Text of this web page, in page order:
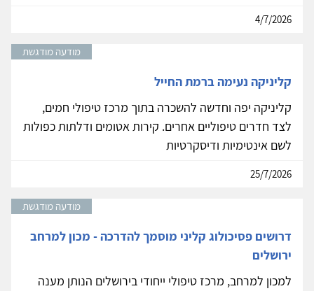
4/7/2026
מודעה מודגשת
קליניקה נעימה ברמת החייל
קליניקה יפה וחדשה להשכרה בתוך מרכז טיפולי חמים,
לצד חדרים טיפוליים אחרים. קירות אטומים ודלתות כפולות
לשם אינטימיות ודיסקרטיות
25/7/2026
מודעה מודגשת
דרושים פסיכולוג קליני מוסמך להדרכה - מכון למרחב
ירושלים
למכון למרחב, מרכז טיפולי ייחודי בירושלים הנותן מענה